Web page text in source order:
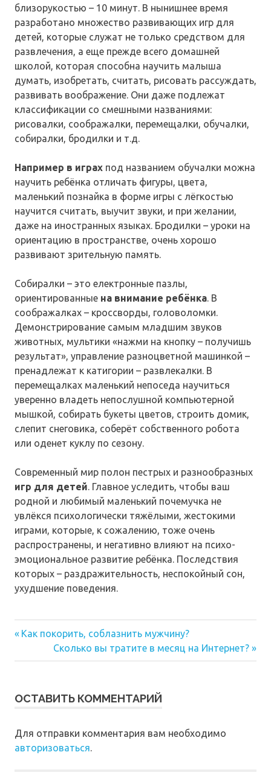
близорукостью – 10 минут. В нынишнее время
разработано множество развивающих игр для
детей, которые служат не только средством для
развлечения, а еще прежде всего домашней
школой, которая способна научить малыша
думать, изобретать, считать, рисовать рассуждать,
развивать воображение. Они даже подлежат
классификации со смешными названиями:
рисовалки, соображалки, перемещалки, обучалки,
собиралки, бродилки и т.д.
Например в играх под названием обучалки можна
научить ребёнка отличать фигуры, цвета,
маленький познайка в форме игры с лёгкостью
научится считать, выучит звуки, и при желании,
даже на иностранных языках. Бродилки – уроки на
ориентацию в пространстве, очень хорошо
развивают зрительную память.
Собиралки – это електронные пазлы,
ориентированные на внимание ребёнка. В
соображалках – кроссворды, головоломки.
Демонстрирование самым младшим звуков
животных, мультики «нажми на кнопку – получишь
результат», управление разноцветной машинкой –
пренадлежат к катигории – развлекалки. В
перемещалках маленький непоседа научиться
уверенно владеть непослушной компьютерной
мышкой, собирать букеты цветов, строить домик,
слепит снеговика, соберёт собственного робота
или оденет куклу по сезону.
Современный мир полон пестрых и разнообразных
игр для детей. Главное уследить, чтобы ваш
родной и любимый маленький почемучка не
увлёкся психологически тяжёлыми, жестокими
играми, которые, к сожалению, тоже очень
распространены, и негативно влияют на психо-
эмоциональное развитие ребёнка. Последствия
которых – раздражительность, неспокойный сон,
ухудшение поведения.
Навигация
по
Предыдущая
Как покорить, соблазнить мужчину?
Следующая
запись:
Сколько вы тратите в месяц на Интернет?
ОСТАВИТЬ КОММЕНТАРИЙ
Для отправки комментария вам необходимо
авторизоваться.